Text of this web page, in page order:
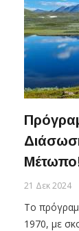
21 Δεκ 2024
Το
1970, με